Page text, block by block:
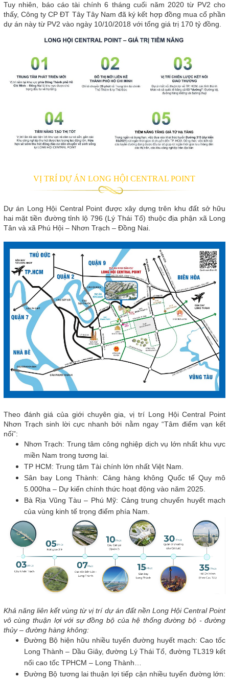
Tuy nhiên, báo cáo tài chính 6 tháng cuối năm 2020 từ PV2 cho
thấy, Công ty CP ĐT Tây Tây Nam đã ký kết hợp đồng mua cổ phần
dự án này từ PV2 vào ngày 10/10/2018 với tổng giá trị 170 tỷ đồng.
VỊ TRÍ DỰ ÁN LONG HỘI CENTRAL POINT
Dự án Long Hội Central Point được xây dựng trên khu đất sở hữu
hai mặt tiền đường tỉnh lộ 796 (Lý Thái Tổ) thuộc địa phận xã Long
Tân và xã Phú Hội – Nhơn Trạch – Đồng Nai.
Theo đánh giá của giới chuyên gia, vị trí Long Hội Central Point
Nhơn Trạch sinh lời cực nhanh bởi nằm ngay “Tâm điểm vạn kết
nối”:
Nhơn Trạch: Trung tâm công nghiệp dịch vụ lớn nhất khu vực
miền Nam trong tương lai.
TP HCM: Trung tâm Tài chính lớn nhất Việt Nam.
Sân bay Long Thành: Cảng hàng không Quốc tế Quy mô
5.000ha – Dự kiến chính thức hoạt động vào năm 2025.
Bà Rịa Vũng Tàu – Phú Mỹ: Cảng trung chuyển huyết mạch
của vùng kinh tế trọng điểm phía Nam.
Khả năng liên kết vùng từ vị trí dự án đất nền Long Hội Central Point
vô cùng thuận lợi với sự đồng bộ của hệ thống đường bộ - đường
thủy – đường hàng không:
Đường Bộ hiện hữu nhiều tuyến đường huyết mạch: Cao tốc
Long Thành – Dầu Giây, đường Lý Thái Tổ, đường TL319 kết
nối cao tốc TPHCM – Long Thành…
Đường Bộ tương lai thuận lợi tiếp cận nhiều tuyến đường lớn: